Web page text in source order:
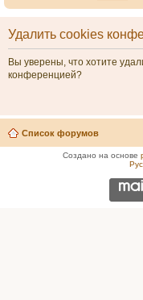
Удалить cookies
Вы уверены, что хотите
конференцией?
Список форумов
Создано на основе